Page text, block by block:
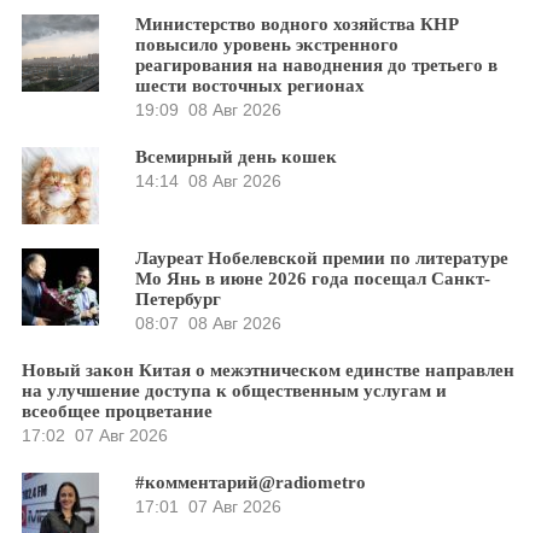
Министерство водного хозяйства КНР
повысило уровень экстренного
реагирования на наводнения до третьего в
шести восточных регионах
19:09 08 Авг 2026
Всемирный день кошек
14:14 08 Авг 2026
Лауреат Нобелевской премии по литературе
Мо Янь в июне 2026 года посещал Санкт-
Петербург
08:07 08 Авг 2026
Новый закон Китая о межэтническом единстве направлен
на улучшение доступа к общественным услугам и
всеобщее процветание
17:02 07 Авг 2026
#комментарий@radiometro
17:01 07 Авг 2026